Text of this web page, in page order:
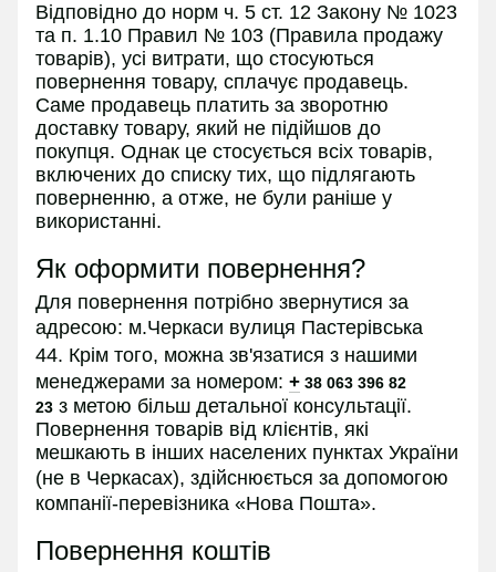
Відповідно до норм ч. 5 ст. 12 Закону № 1023
та п. 1.10 Правил № 103 (Правила продажу
товарів), усі витрати, що стосуються
повернення товару, сплачує продавець.
Саме продавець платить за зворотню
доставку товару, який не підійшов до
покупця. Однак це стосується всіх товарів,
включених до списку тих, що підлягають
поверненню, а отже, не були раніше у
використанні.
Як оформити повернення?
Для повернення потрібно звернутися за
адресою: м.Черкаси вулиця Пастерівська
44. Крім того, можна зв'язатися з нашими
менеджерами за номером: + 38 063 396 82
23 з метою більш детальної консультації.
Повернення товарів від клієнтів, які
мешкають в інших населених пунктах України
(не в Черкасах), здійснюється за допомогою
компанії-перевізника «Нова Пошта».
Повернення коштів